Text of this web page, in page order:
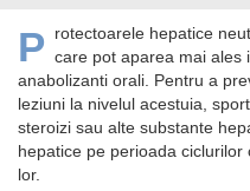
Protectoarele hepatice neutralizeaza toxinele din ficat, toxine care pot aparea mai ales
anabolizanti orali. Pentru a
leziuni la nivelul acestuia,
steroizi sau alte substante
hepatice pe perioada
lor.